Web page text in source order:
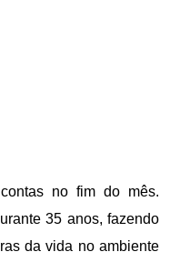
no fim do mês.
35 anos, fazendo
da vida no ambiente